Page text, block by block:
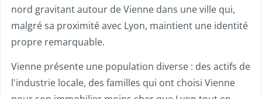
nord gravitant autour de Vienne dans une ville qui,
malgré sa proximité avec Lyon, maintient une identité
propre remarquable.
Vienne présente une population diverse : des actifs de
l'industrie locale, des familles qui ont choisi Vienne